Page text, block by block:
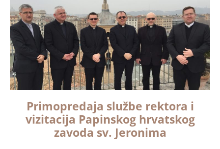
Primopredaja službe rektora i
vizitacija Papinskog hrvatskog
zavoda sv. Jeronima